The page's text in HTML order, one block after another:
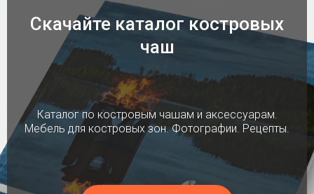
Скачайте каталог костровых
чаш
Каталог по костровым чашам и аксессуарам.
Мебель для костровых зон. Фотографии. Рецепты.